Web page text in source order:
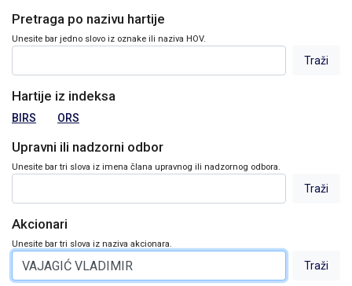
Pretraga po nazivu hartije
Unesite bar jedno slovo iz oznake ili naziva HOV.
Hartije iz indeksa
BIRS ORS
Upravni ili nadzorni odbor
Unesite bar tri slova iz imena člana upravnog ili nadzornog odbora.
Akcionari
Unesite bar tri slova iz naziva akcionara.